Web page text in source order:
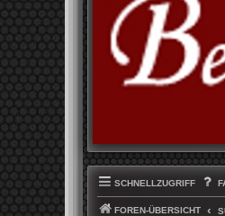
SCHNELLZUGRIFF
FOREN-ÜBERSICHT